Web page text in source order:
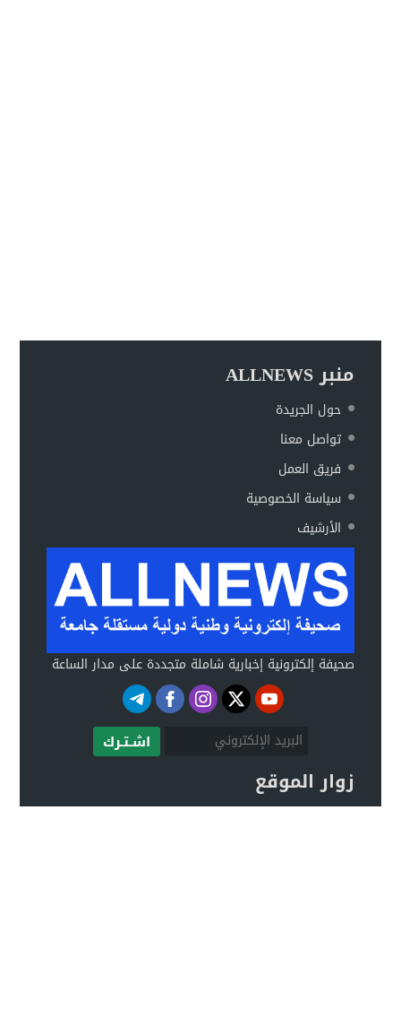
منبر ALLNEWS
حول الجريدة
تواصل معنا
فريق العمل
سياسة الخصوصية
الأرشيف
صحيفة إلكترونية إخبارية شاملة متجددة على مدار الساعة
اشـتـرك
زوار الموقع